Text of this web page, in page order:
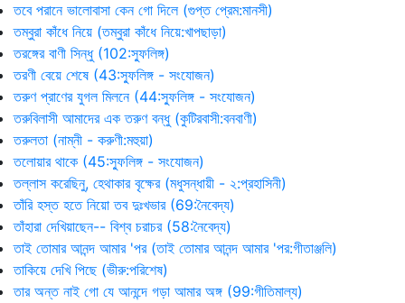
তবে পরানে ভালোবাসা কেন গো দিলে (গুপ্ত প্রেম:মানসী)
তম্বুরা কাঁধে নিয়ে (তম্বুরা কাঁধে নিয়ে:খাপছাড়া)
তরঙ্গের বাণী সিন্ধু (102:স্ফুলিঙ্গ)
তরণী বেয়ে শেষে (43:স্ফুলিঙ্গ - সংযোজন)
তরুণ প্রাণের যুগল মিলনে (44:স্ফুলিঙ্গ - সংযোজন)
তরুবিলাসী আমাদের এক তরুণ বন্ধু (কুটিরবাসী:বনবাণী)
তরুলতা (নাম্নী - করুণী:মহুয়া)
তলোয়ার থাকে (45:স্ফুলিঙ্গ - সংযোজন)
তল্লাস করেছিনু, হেথাকার বৃক্ষের (মধুসন্ধায়ী - ২:প্রহাসিনী)
তাঁরি হস্ত হতে নিয়ো তব দুঃখভার (69:নৈবেদ্য)
তাঁহারা দেখিয়াছেন-- বিশ্ব চরাচর (58:নৈবেদ্য)
তাই তোমার আনন্দ আমার 'পর (তাই তোমার আনন্দ আমার 'পর:গীতাঞ্জলি)
তাকিয়ে দেখি পিছে (ভীরু:পরিশেষ)
তার অন্ত নাই গো যে আনন্দে গড়া আমার অঙ্গ (99:গীতিমাল্য)